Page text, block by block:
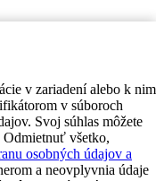
v zariadení alebo k nim
v súboroch
Svoj súhlas môžete
všetko,
osobných údajov a
a neovplyvnia údaje